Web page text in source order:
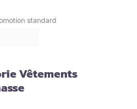
Vêtements